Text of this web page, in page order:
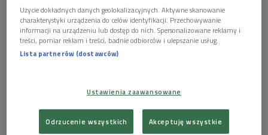
Foto: materiały pras./Sammy Hart
Użycie dokładnych danych geolokalizacyjnych. Aktywne skanowanie
charakterystyki urządzenia do celów identyfikacji. Przechowywanie
informacji na urządzeniu lub dostęp do nich. Spersonalizowane reklamy i
treści, pomiar reklam i treści, badnie odbiorców i ulepszanie usług.
Lista partnerów (dostawców)
Ustawienia zaawansowane
Odrzucenie wszystkich Akceptuję wszystkie